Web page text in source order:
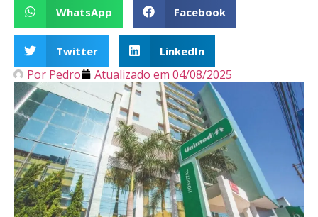
WhatsApp Facebook
Twitter LinkedIn
Por Pedro Atualizado em 04/08/2025